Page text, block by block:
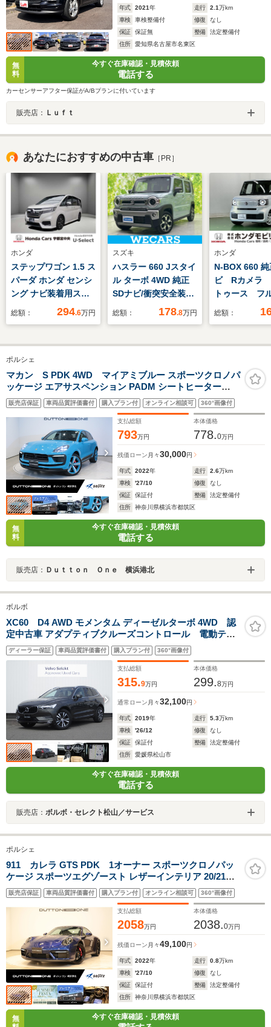
年式 2021年 走行 2.1万km
車検
車検整備付 修復
なし
保証
保証無 整備
法定整備付
住所
愛知県名古屋市名東区
無
料
今すぐ在庫確認・見積依頼
電話する
カーセンサーアフター保証がA/Bプランに付いています
販売店： Ｌｕｆｔ
あなたにおすすめの中古車 ［PR］
ホンダ
ステップワゴン 1.5 ス
パーダ ホンダ センシ
ング ナビ装着用スペ
シャルパッケージ
SENSINGリア左側パ
ワースライドドア+ス
ライドドア・イージー
クローザー(リア両側)
総額： 294.6万円
スズキ
ハスラー 660 Jスタイ
ル ターボ 4WD 純正
SDナビ/衝突安全装置/
シートヒーター 前席/
システム/ドライブレ
ランプ LED/USBジャ
ック/Bluetooth接続
総額： 178.8万円
ホンダ
N-BOX 660 純
ビ Rカメラ
トゥース フ
総額：
ポルシェ
マカン S PDK 4WD マイアミブルー スポーツクロノパ
ッケージ エアサスペンション PADM シートヒーター
PDLSプラス 21インチAW(ボディ同色) カラークレストホ
イールキャップ エントリー&ドライブ メモリー付パワー
販売店保証 車両品質評価書付 購入プラン付 オンライン相談可 360°画像付
支払総額
793万円
本体価格
778.0万円
残価ローン 月々30,000円
年式 2022年 走行 2.6万km
車検
'27/10 修復
なし
保証
保証付 整備
法定整備付
住所
神奈川県横浜市都筑区
無
料
今すぐ在庫確認・見積依頼
電話する
販売店： Ｄｕｔｔｏｎ Ｏｎｅ 横浜港北
ボルボ
XC60 D4 AWD モメンタム ディーゼルターボ 4WD 認
定中古車 アダプティブクルーズコントロール 電動テー
ルゲート シートヒーターハンドルヒーター 全方位カメ
ラ
ディーラー保証 車両品質評価書付 購入プラン付 360°画像付
支払総額
315.9万円
本体価格
299.8万円
通常ローン 月々32,100円
年式 2019年 走行 5.3万km
車検
'26/12 修復
なし
保証
保証付 整備
法定整備付
住所
愛媛県松山市
今すぐ在庫確認・見積依頼
電話する
販売店： ボルボ・セレクト松山／サービス
ポルシェ
911 カレラ GTS PDK 1オーナー スポーツクロノパッ
ケージ スポーツエグゾースト レザーインテリア 20/21イ
ンチターボSアルミホイール(サテンブラック) パワステプ
ラス PORSCHEクレストエンボスヘッドレスト シートヒ
ーター 全周囲カメラ
販売店保証 車両品質評価書付 購入プラン付 オンライン相談可 360°画像付
支払総額
2058万円
本体価格
2038.0万円
残価ローン 月々49,100円
年式 2022年 走行 0.8万km
車検
'27/10 修復
なし
保証
保証付 整備
法定整備付
住所
神奈川県横浜市都筑区
無
今すぐ在庫確認・見積依頼